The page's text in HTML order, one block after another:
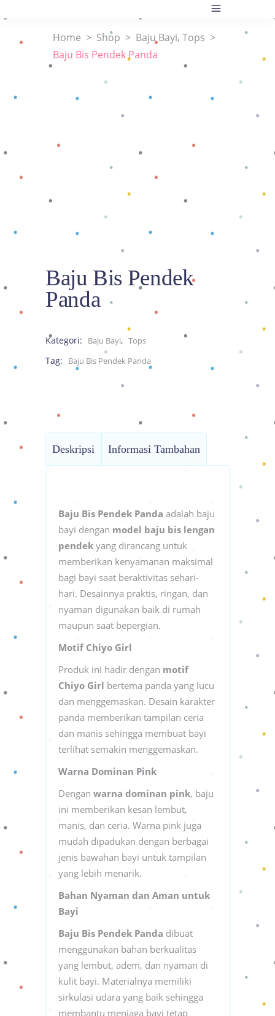
Home > Shop > Baju Bayi, Tops >
Baju Bis Pendek Panda
Baju Bis Pendek
Panda
Kategori: Baju Bayi, Tops
Tag: Baju Bis Pendek Panda
Deskripsi Informasi Tambahan
Baju Bis Pendek Panda adalah baju
bayi dengan model baju bis lengan
pendek yang dirancang untuk
memberikan kenyamanan maksimal
bagi bayi saat beraktivitas sehari-
hari. Desainnya praktis, ringan, dan
nyaman digunakan baik di rumah
maupun saat bepergian.
Motif Chiyo Girl
Produk ini hadir dengan motif
Chiyo Girl bertema panda yang lucu
dan menggemaskan. Desain karakter
panda memberikan tampilan ceria
dan manis sehingga membuat bayi
terlihat semakin menggemaskan.
Warna Dominan Pink
Dengan warna dominan pink, baju
ini memberikan kesan lembut,
manis, dan ceria. Warna pink juga
mudah dipadukan dengan berbagai
jenis bawahan bayi untuk tampilan
yang lebih menarik.
Bahan Nyaman dan Aman untuk
Bayi
Baju Bis Pendek Panda dibuat
menggunakan bahan berkualitas
yang lembut, adem, dan nyaman di
kulit bayi. Materialnya memiliki
sirkulasi udara yang baik sehingga
membantu menjaga bayi tetap